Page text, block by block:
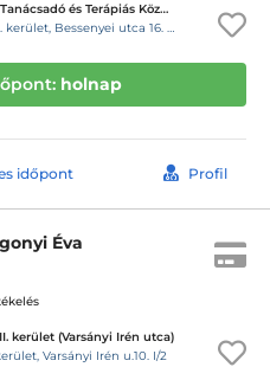
Pszichomegálló Tanácsadó és Terápiás Központ - Cézár Ház
Bessenyei utca 16. 1em-. 7. Cézár Ház
holnap
időpont Profil
Éva
kerület (Varsányi Irén utca)
Varsányi Irén u.10. I/2